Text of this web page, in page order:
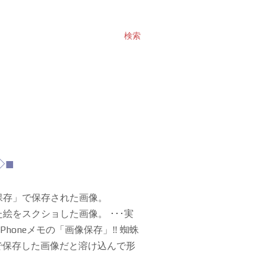
検索
」で保存された画像。
をスクショした画像。 ･･･実
メモの「画像保存」‼️ 蜘蛛
存した画像だと溶け込んで形